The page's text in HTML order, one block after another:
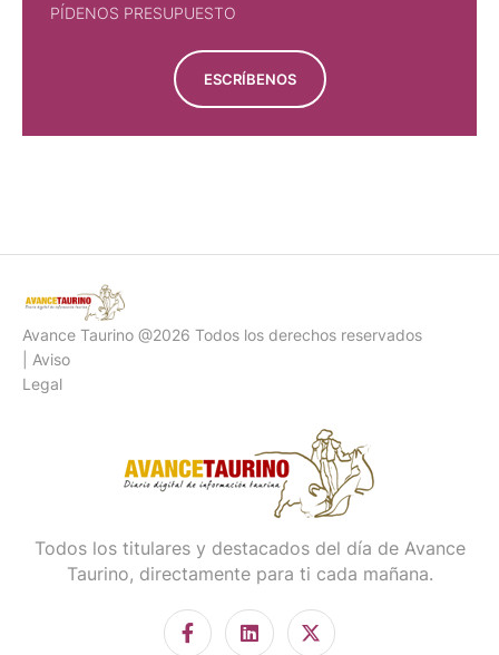
PÍDENOS PRESUPUESTO
ESCRÍBENOS
Avance Taurino @2026 Todos los derechos reservados
| Aviso
Legal
Todos los titulares y destacados del día de Avance
Taurino, directamente para ti cada mañana.